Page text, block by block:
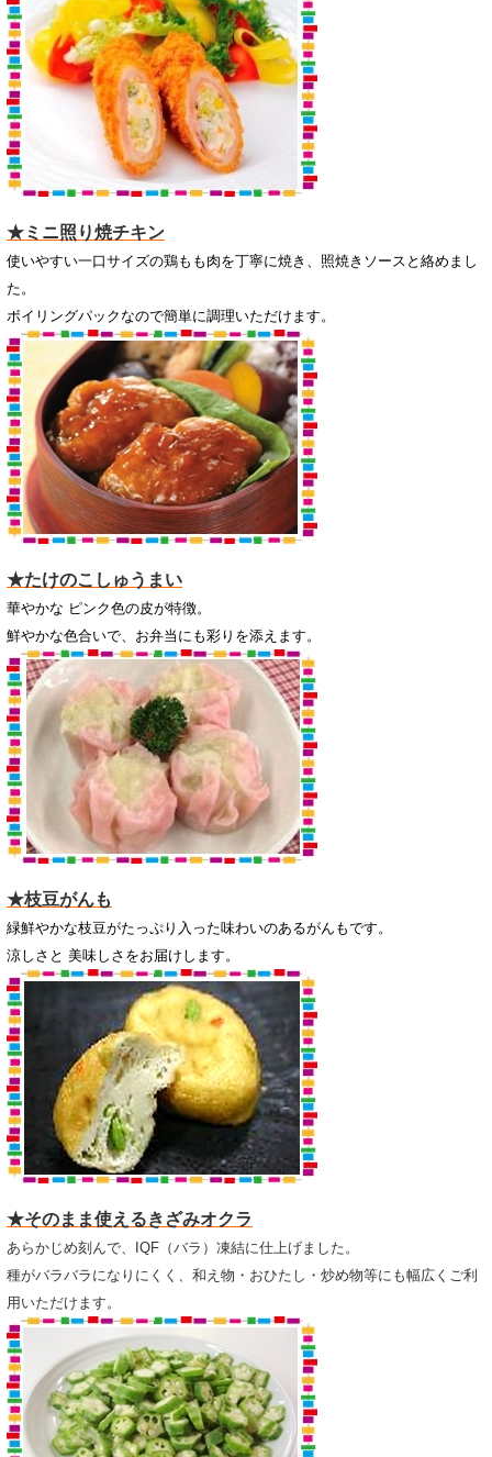
★ミニ照り焼チキン
使いやすい一口サイズの鶏もも肉を丁寧に焼き、照焼きソースと絡めまし
た。
ボイリングパックなので簡単に調理いただけます。
★たけのこしゅうまい
華やかな ピンク色の皮が特徴。
鮮やかな色合いで、お弁当にも彩りを添えます。
★枝豆がんも
緑鮮やかな枝豆がたっぷり入った味わいのあるがんもです。
涼しさと 美味しさをお届けします。
★そのまま使えるきざみオクラ
あらかじめ刻んで、IQF（バラ）凍結に仕上げました。
種がバラバラになりにくく、和え物・おひたし・炒め物等にも幅広くご利
用いただけます。